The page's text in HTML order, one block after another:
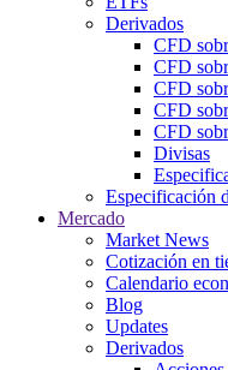
Derivados
CFD
CFD
CFD
CFD
CFD
Divisas
Especificación
Mercado
Market News
Cotización en
Calendario
Blog
Updates
Derivados